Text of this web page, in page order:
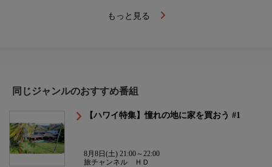
もっと見る
同じジャンルのおすすめ番組
【ハワイ特集】憧れの地に家を買おう #1
8月8日(土) 21:00～22:00
旅チャンネル ＨＤ